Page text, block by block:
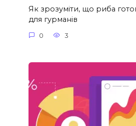
Як зрозуміти, що риба
для гурманів
0 3